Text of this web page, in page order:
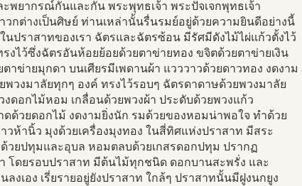
พยากรณ์กันและกัน พระพุทธเจ้า พระปัจเจกพุทธเจ้า
วกต่างเป็นศิษย์ ท่านเหล่านั้นรื่นรมย์อยู่ด้วยความยินดีอย่างนี้
นปราสาทของเรา ฉัตรและฉัตรซ้อน มีรัศมีดังไม้ไผ่แก้วตั้งไว้
งไว้ซึ่งฉัตรอันห้อยย้อยด้วยตาข่ายทอง ขจิตด้วยตาข่ายเงิน
ตาข่ายมุกดา บนเศียรมีเพดานผ้า แวววาวด้วยดาวทอง งดงาม
พวงมาลัยทุกๆ องค์ ทรงไว้รอบๆ ฉัตรดาดาษด้วยพวงมาลัย
งดอกไม้หอม เกลื่อนด้วยพวงผ้า ประดับด้วยพวงแก้ว
ดด้วยดอกไม้ งดงามยิ่งนัก รมด้วยของหอมน่าพอใจ ทำด้วย
วห้านิ้ว มุงด้วยเครื่องมุงทอง ในสี่ทิศแห่งปราสาท มีสระ
วยปทุมและอุบล หอมตลบด้วยเกสรดอกปทุม ปรากฏ
โดยรอบปราสาท มีต้นไม้ทุกชนิด ดอกบานสะพรั่ง และ
ลงเอง เรี่ยรายอยู่ยังปราสาท ใกล้ๆ ปราสาทนั้นมีฝูงนกยูง